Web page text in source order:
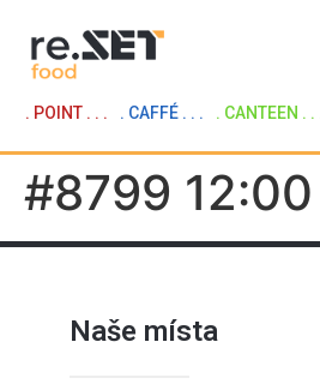
. POINT . . . . CAFFÉ . . . . CANTEEN . . .
#8799
Naše místa